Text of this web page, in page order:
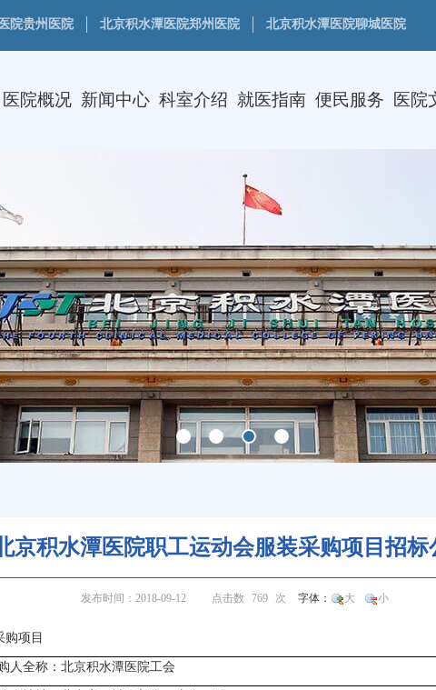
院贵州医院 北京积水潭医院郑州医院 北京积水潭医院聊城医院
医院概况 新闻中心 科室介绍 就医指南 便民服务 医院
京积水潭医院职工运动会服装采购项目招标
发布时间：2018-09-12 点击数 769 次 字体： 大 小
购项目
人全称： 北京积水潭医院工会